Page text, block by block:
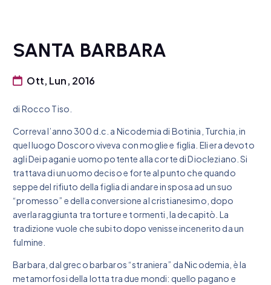
SANTA BARBARA
Ott, Lun, 2016
di Rocco Tiso.
Correva l’anno 300 d.c. a Nicodemia di Botinia, Turchia, in
quel luogo Doscoro viveva con moglie e figlia. Eli era devoto
agli Dei pagani e uomo potente alla corte di Diocleziano. Si
trattava di un uomo deciso e forte al punto che quando
seppe del rifiuto della figlia di andare in sposa ad un suo
“promesso” e della conversione al cristianesimo, dopo
averla raggiunta tra torture e tormenti, la decapitò. La
tradizione vuole che subito dopo venisse incenerito da un
fulmine.
Barbara, dal greco barbaros “straniera” da Nicodemia, è la
metamorfosi della lotta tra due mondi: quello pagano e